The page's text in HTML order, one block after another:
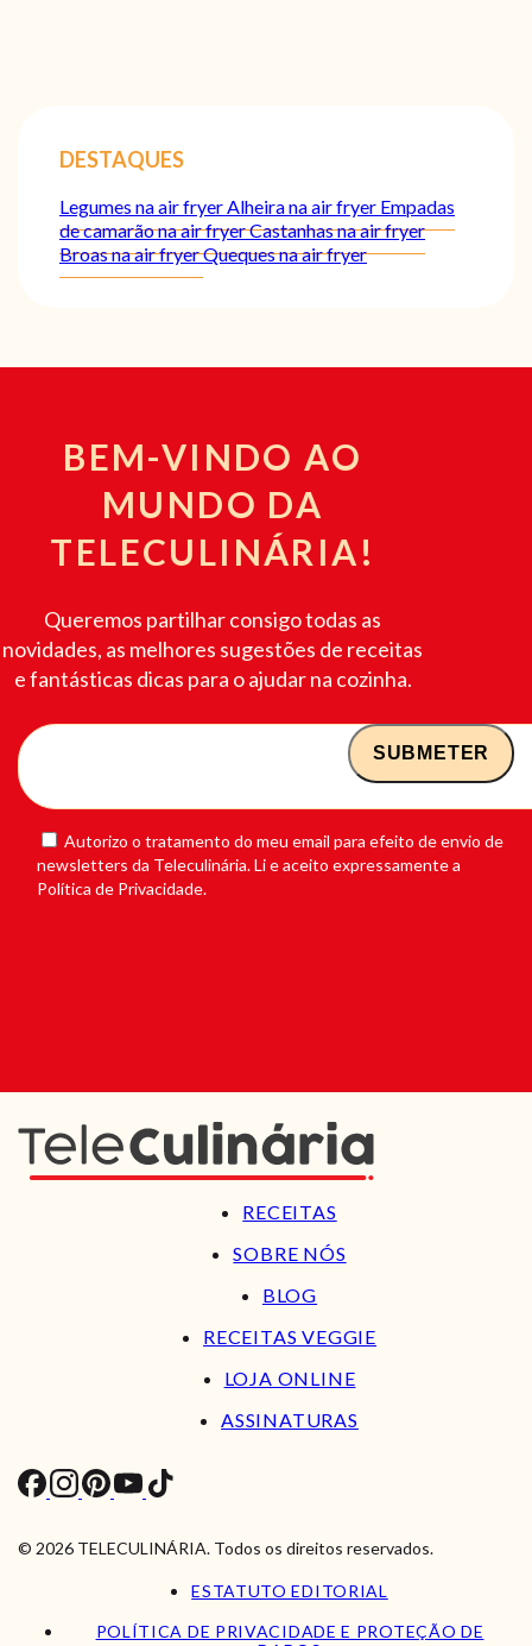
DESTAQUES
Legumes na air fryer Alheira na air fryer Empadas
de camarão na air fryerCastanhas na air fryer
Broas na air fryerQueques na air fryer
BEM-VINDO AO
MUNDO DA
TELECULINÁRIA!
Queremos partilhar consigo todas as
novidades, as melhores sugestões de receitas
e fantásticas dicas para o ajudar na cozinha.
Autorizo o tratamento do meu email para efeito de envio de
newsletters da Teleculinária. Li e aceito expressamente a
Política de Privacidade.
RECEITAS
SOBRE NÓS
BLOG
RECEITAS VEGGIE
LOJA ONLINE
ASSINATURAS
© 2026 TELECULINÁRIA. Todos os direitos reservados.
ESTATUTO EDITORIAL
POLÍTICA DE PRIVACIDADE E PROTEÇÃO DE